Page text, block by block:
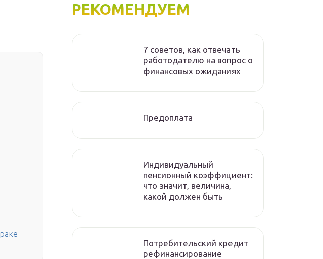
РЕКОМЕНДУЕМ
7 советов, как отвечать
работодателю на вопрос о
финансовых ожиданиях
Предоплата
Индивидуальный
пенсионный коэффициент:
что значит, величина,
какой должен быть
Потребительский кредит
рефинансирование